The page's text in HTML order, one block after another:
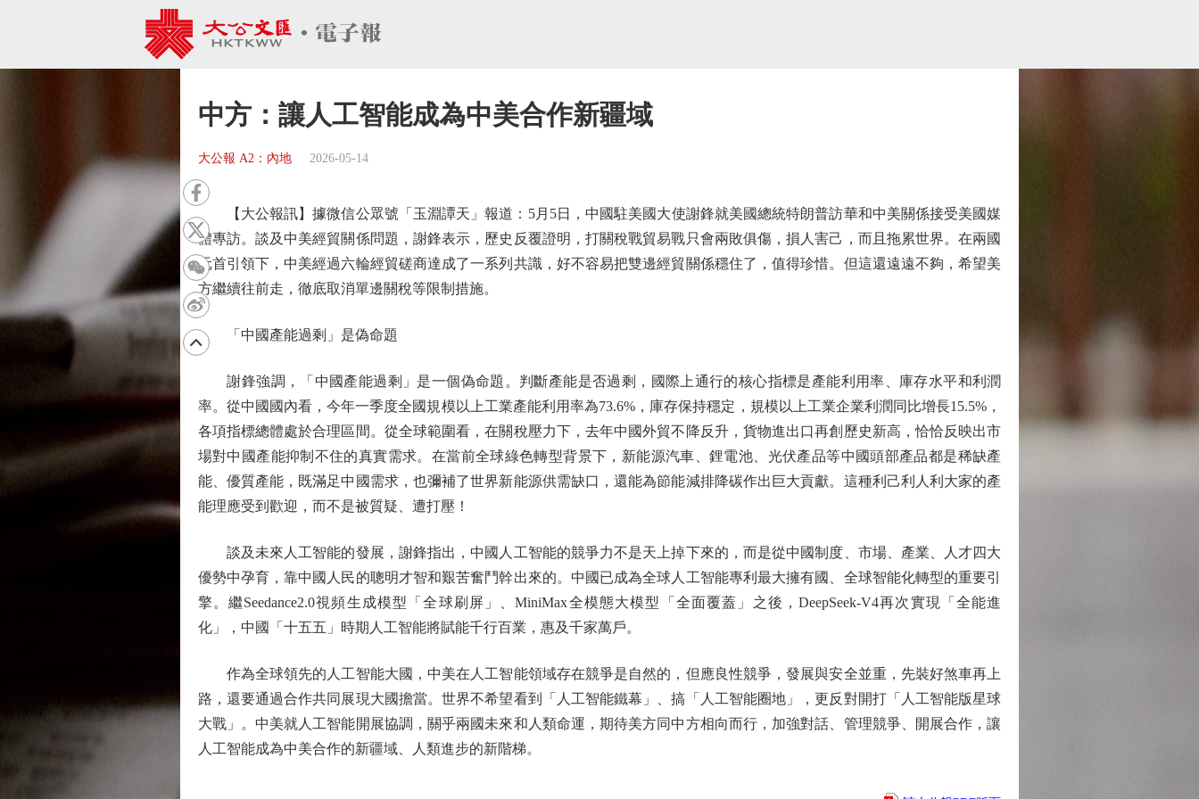
中方：讓人工智能成為中美合作新疆域
大公報 A2：內地 2026-05-14
【大公報訊】據微信公眾號「玉淵譚天」報道：5月5日，中國駐美國大使謝鋒就美國總統特朗普訪華和中美關係接受美國媒
體專訪。談及中美經貿關係問題，謝鋒表示，歷史反覆證明，打關稅戰貿易戰只會兩敗俱傷，損人害己，而且拖累世界。在兩國
元首引領下，中美經過六輪經貿磋商達成了一系列共識，好不容易把雙邊經貿關係穩住了，值得珍惜。但這還遠遠不夠，希望美
方繼續往前走，徹底取消單邊關稅等限制措施。
「中國產能過剩」是偽命題
謝鋒強調，「中國產能過剩」是一個偽命題。判斷產能是否過剩，國際上通行的核心指標是產能利用率、庫存水平和利潤
率。從中國國內看，今年一季度全國規模以上工業產能利用率為73.6%，庫存保持穩定，規模以上工業企業利潤同比增長15.5%，
各項指標總體處於合理區間。從全球範圍看，在關稅壓力下，去年中國外貿不降反升，貨物進出口再創歷史新高，恰恰反映出市
場對中國產能抑制不住的真實需求。在當前全球綠色轉型背景下，新能源汽車、鋰電池、光伏產品等中國頭部產品都是稀缺產
能、優質產能，既滿足中國需求，也彌補了世界新能源供需缺口，還能為節能減排降碳作出巨大貢獻。這種利己利人利大家的產
能理應受到歡迎，而不是被質疑、遭打壓！
談及未來人工智能的發展，謝鋒指出，中國人工智能的競爭力不是天上掉下來的，而是從中國制度、市場、產業、人才四大
優勢中孕育，靠中國人民的聰明才智和艱苦奮鬥幹出來的。中國已成為全球人工智能專利最大擁有國、全球智能化轉型的重要引
擎。繼Seedance2.0視頻生成模型「全球刷屏」、MiniMax全模態大模型「全面覆蓋」之後，DeepSeek-V4再次實現「全能進
化」，中國「十五五」時期人工智能將賦能千行百業，惠及千家萬戶。
作為全球領先的人工智能大國，中美在人工智能領域存在競爭是自然的，但應良性競爭，發展與安全並重，先裝好煞車再上
路，還要通過合作共同展現大國擔當。世界不希望看到「人工智能鐵幕」、搞「人工智能圈地」，更反對開打「人工智能版星球
大戰」。中美就人工智能開展協調，關乎兩國未來和人類命運，期待美方同中方相向而行，加強對話、管理競爭、開展合作，讓
人工智能成為中美合作的新疆域、人類進步的新階梯。